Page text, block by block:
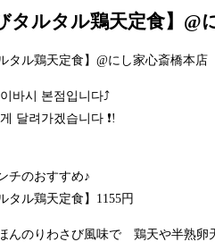
タルタル鶏天定食】@
タル鶏天定食】@にし家心斎橋本店
바시 본점입니다⤴️
달려가겠습니다 ❗!
チのおすすめ♪
タル鶏天定食】1155円
んのりわさび風味で 鶏天や半熟卵